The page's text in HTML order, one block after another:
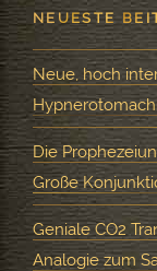
NEUESTE
Neue, hoch
Die
Große
Geniale CO2
Analogie zum